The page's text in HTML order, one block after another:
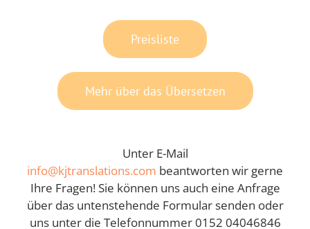
Preisliste
Mehr über das Übersetzen
Unter E-Mail
info@kjtranslations.com beantworten wir gerne
Ihre Fragen! Sie können uns auch eine Anfrage
über das untenstehende Formular senden oder
uns unter die Telefonnummer 0152 04046846